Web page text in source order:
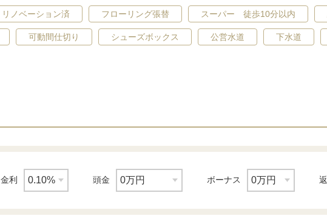
リノベーション済 フローリング張替 スーパー 徒歩10分以内
可動間仕切り シューズボックス 公営水道 下水道
金利 頭金 ボーナス